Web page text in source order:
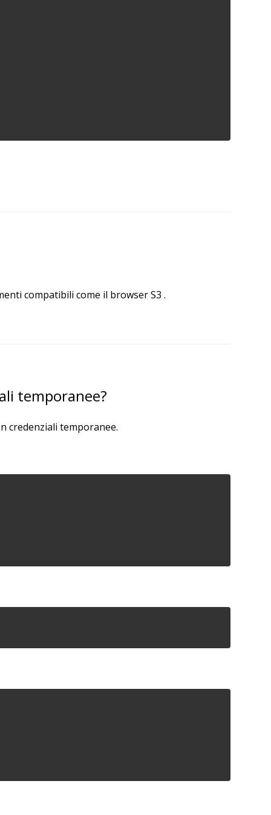
compatibili come il browser S3 .
temporanee?
credenziali temporanee.